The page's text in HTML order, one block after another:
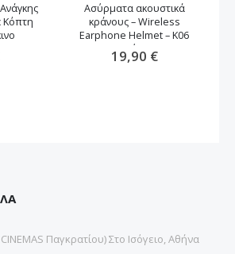
Κόπτη
Ασύρματα ακουστικά
κράνους – Wireless
Earphone Helmet – K06
μαύρο
19,90 €
Παγκρατίου) Στο Ισόγειο, Αθήνα